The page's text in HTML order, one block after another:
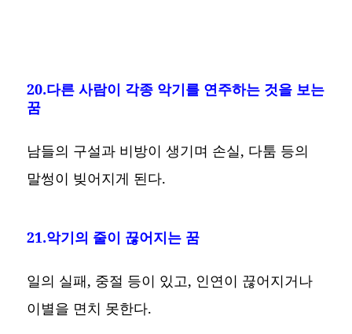
20.다른 사람이 각종 악기를 연주하는 것을 보는
꿈
남들의 구설과 비방이 생기며 손실, 다툼 등의
말썽이 빚어지게 된다.
21.악기의 줄이 끊어지는 꿈
일의 실패, 중절 등이 있고, 인연이 끊어지거나
이별을 면치 못한다.